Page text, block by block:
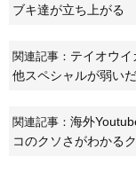
ブキ達が立ち上がる
関連記事： テイオウ
他スペシャルが弱い
関連記事： 海外
コのクソさがわかる